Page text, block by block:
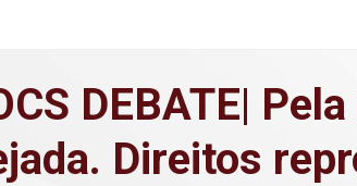
DEBATE|
Direitos